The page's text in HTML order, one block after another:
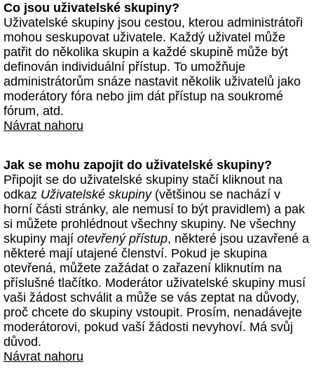
Co jsou uživatelské skupiny?
Uživatelské skupiny jsou cestou, kterou administrátoři
mohou seskupovat uživatele. Každý uživatel může
patřit do několika skupin a každé skupině může být
definován individuální přístup. To umožňuje
administrátorům snáze nastavit několik uživatelů jako
moderátory fóra nebo jim dát přístup na soukromé
fórum, atd.
Návrat nahoru
Jak se mohu zapojit do uživatelské skupiny?
Připojit se do uživatelské skupiny stačí kliknout na
odkaz Uživatelské skupiny(většinou se nachází v
horní části stránky, ale nemusí to být pravidlem) a pak
si můžete prohlédnout všechny skupiny. Ne všechny
skupiny mají otevřený přístup, některé jsou uzavřené a
některé mají utajené členství. Pokud je skupina
otevřená, můžete zažádat o zařazení kliknutím na
příslušné tlačítko. Moderátor uživatelské skupiny musí
vaši žádost schválit a může se vás zeptat na důvody,
proč chcete do skupiny vstoupit. Prosím, nenadávejte
moderátorovi, pokud vaší žádosti nevyhoví. Má svůj
důvod.
Návrat nahoru